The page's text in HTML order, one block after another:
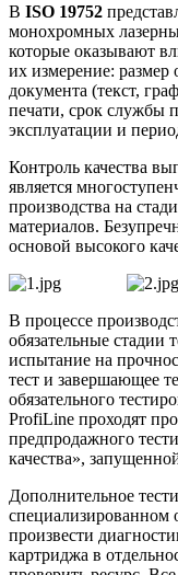
В ISO 19752
монохромных
которые оказывают
их измерение: размер
документа (текст,
печати, срок службы
эксплуатации и
Контроль качества
является
производства на
материалов.
основой высокого
В процессе
обязательные стадии
испытание на
тест и завершающее
обязательного
ProfiLine проходят
предпродажного
качества»,
Дополнительное
специализированном
произвести
картриджа в